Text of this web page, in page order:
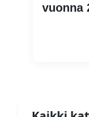
vuonna